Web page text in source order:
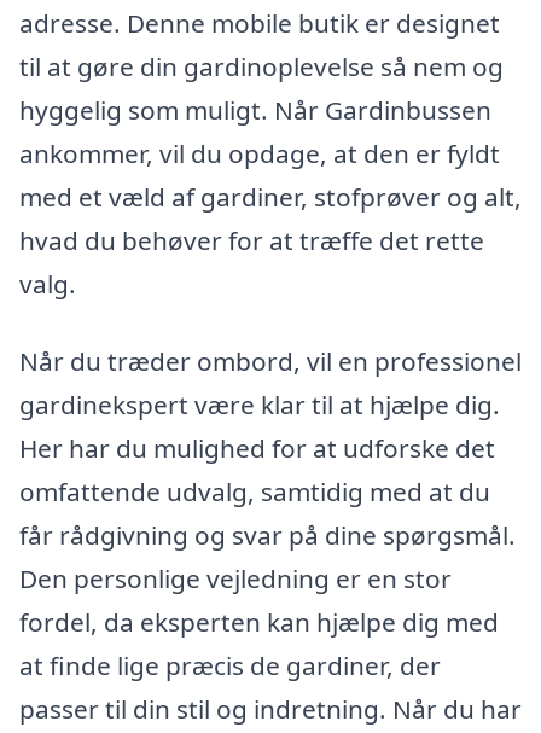
adresse. Denne mobile butik er designet
til at gøre din gardinoplevelse så nem og
hyggelig som muligt. Når Gardinbussen
ankommer, vil du opdage, at den er fyldt
med et væld af gardiner, stofprøver og alt,
hvad du behøver for at træffe det rette
valg.
Når du træder ombord, vil en professionel
gardinekspert være klar til at hjælpe dig.
Her har du mulighed for at udforske det
omfattende udvalg, samtidig med at du
får rådgivning og svar på dine spørgsmål.
Den personlige vejledning er en stor
fordel, da eksperten kan hjælpe dig med
at finde lige præcis de gardiner, der
passer til din stil og indretning. Når du har